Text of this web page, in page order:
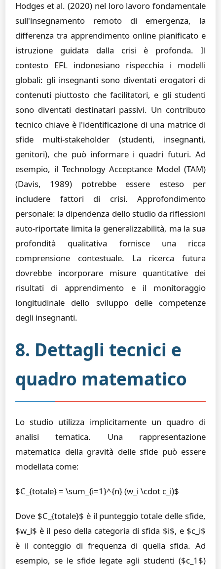
Hodges et al. (2020) nel loro lavoro fondamentale
sull'insegnamento remoto di emergenza, la
differenza tra apprendimento online pianificato e
istruzione guidata dalla crisi è profonda. Il
contesto EFL indonesiano rispecchia i modelli
globali: gli insegnanti sono diventati erogatori di
contenuti piuttosto che facilitatori, e gli studenti
sono diventati destinatari passivi. Un contributo
tecnico chiave è l'identificazione di una matrice di
sfide multi-stakeholder (studenti, insegnanti,
genitori), che può informare i quadri futuri. Ad
esempio, il Technology Acceptance Model (TAM)
(Davis, 1989) potrebbe essere esteso per
includere fattori di crisi. Approfondimento
personale: la dipendenza dello studio da riflessioni
auto-riportate limita la generalizzabilità, ma la sua
profondità qualitativa fornisce una ricca
comprensione contestuale. La ricerca futura
dovrebbe incorporare misure quantitative dei
risultati di apprendimento e il monitoraggio
longitudinale dello sviluppo delle competenze
degli insegnanti.
8. Dettagli tecnici e
quadro matematico
Lo studio utilizza implicitamente un quadro di
analisi tematica. Una rappresentazione
matematica della gravità delle sfide può essere
modellata come:
$C_{totale} = \sum_{i=1}^{n} (w_i \cdot c_i)$
Dove $C_{totale}$ è il punteggio totale delle sfide,
$w_i$ è il peso della categoria di sfida $i$, e $c_i$
è il conteggio di frequenza di quella sfida. Ad
esempio, se le sfide legate agli studenti ($c_1$)